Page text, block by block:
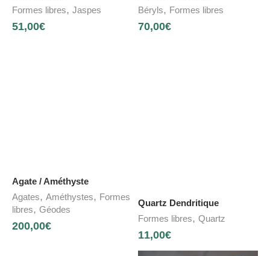
Formes libres, Jaspes
51,00€
Béryls, Formes libres
70,00€
Agate / Améthyste
Agates, Améthystes, Formes
libres, Géodes
200,00€
Quartz Dendritique
Formes libres, Quartz
11,00€